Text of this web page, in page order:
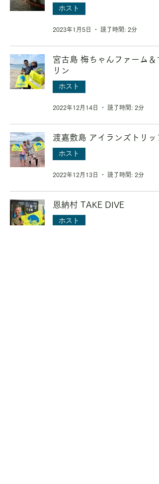
ホスト
2023年1月5日 読了時間: 2分
宮古島 梅ちゃんファーム＆
リン
ホスト
2022年12月14日 読了時間: 2分
渡嘉敷島 アイランズトリッ
ホスト
2022年12月13日 読了時間: 2分
恩納村 TAKE DIVE
ホスト